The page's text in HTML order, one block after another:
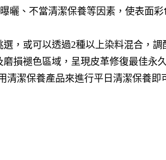
曬、不當清潔保養等因素，使表面
選，或可以透過2種以上染料混合，
磨損褪色區域，呈現皮革修復最佳
潔保養產品來進行平日清潔保養即